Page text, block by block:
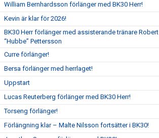
William Bernhardsson förlänger med BK30 Herr!
Kevin är klar för 2026!
BK30 Herr förlänger med assisterande tränare Robert
“Hubbe” Pettersson
Curre förlänger!
Bersa förlänger med herrlaget!
Uppstart
Lucas Reuterberg förlänger med BK30 Herr!
Torseng förlänger!
Förlängning klar – Malte Nilsson fortsätter i BK30!